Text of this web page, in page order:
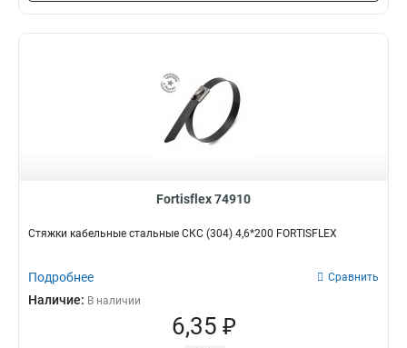
Fortisflex 74910
Стяжки кабельные стальные СКС (304) 4,6*200 FORTISFLEX
Подробнее Сравнить
Наличие: В наличии
6,35 ₽